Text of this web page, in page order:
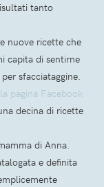
tanto
nuove ricette che
capita di sentirne
sfacciataggine.
pagina Facebook
decina di ricette
di Anna.
e definita